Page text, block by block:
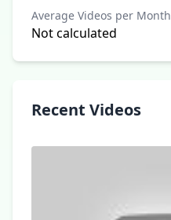
Average Videos per Month
Not calculated
Recent Videos